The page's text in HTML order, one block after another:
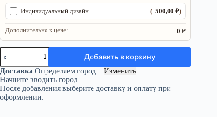
Индивидуальный дизайн (+500,00₽)
Дополнительно к цене: 0 ₽
Количество
товара
ДнД
подставка
«Вор
1»
—
Добавить в корзину
Доставка Определяем город... Изменить
Начните вводить город
После добавления выберите доставку и оплату при
оформлении.